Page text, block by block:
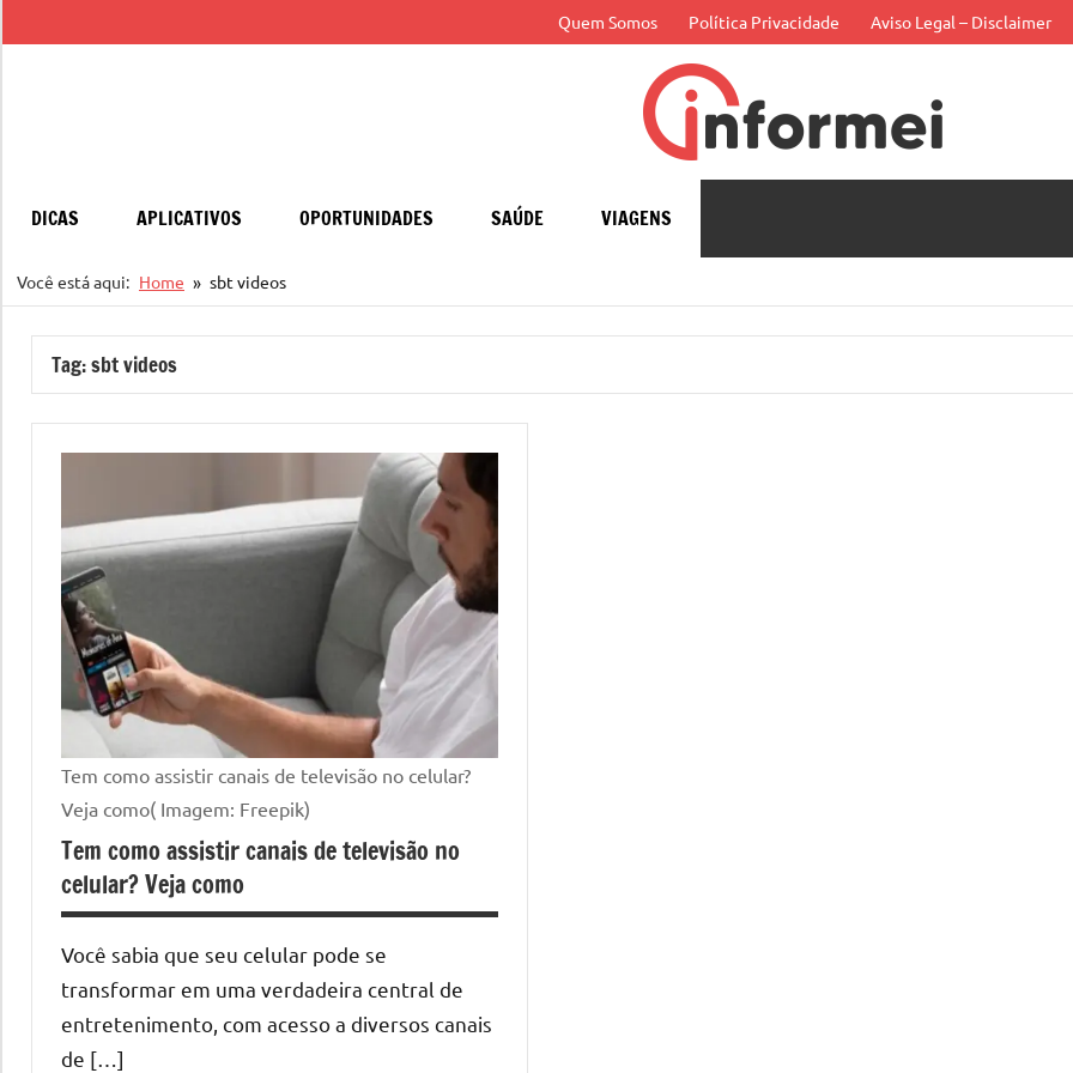
para
Quem Somos Política Privacidade Aviso Legal – Disclaimer
DICAS APLICATIVOS OPORTUNIDADES SAÚDE VIAGENS
Você está aqui: Home sbt videos
Tag:sbt videos
Tem como assistir canais de televisão no celular?
Veja como( Imagem: Freepik)
Tem como assistir canais de televisão no
celular? Veja como
Você sabia que seu celular pode se
transformar em uma verdadeira central de
entretenimento, com acesso a diversos canais
de […]